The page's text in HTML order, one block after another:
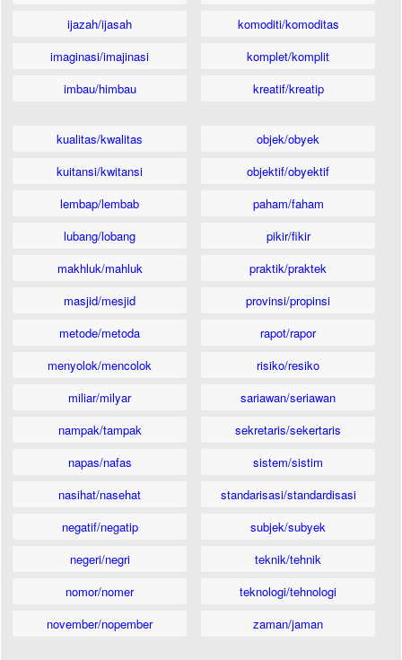
ijazah/ijasah
imaginasi/imajinasi
imbau/himbau
komoditi/komoditas
komplet/komplit
kreatif/kreatip
kualitas/kwalitas
kuitansi/kwitansi
lembap/lembab
lubang/lobang
makhluk/mahluk
masjid/mesjid
metode/metoda
menyolok/mencolok
miliar/milyar
nampak/tampak
napas/nafas
nasihat/nasehat
negatif/negatip
negeri/negri
nomor/nomer
november/nopember
objek/obyek
objektif/obyektif
paham/faham
pikir/fikir
praktik/praktek
provinsi/propinsi
rapot/rapor
risiko/resiko
sariawan/seriawan
sekretaris/sekertaris
sistem/sistim
standarisasi/standardisasi
subjek/subyek
teknik/tehnik
teknologi/tehnologi
zaman/jaman